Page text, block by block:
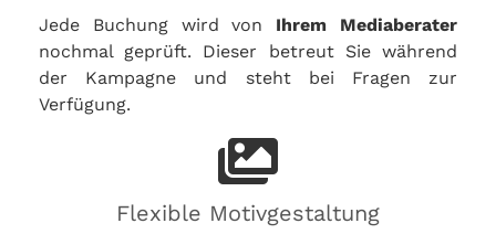
Jede Buchung wird von Ihrem Mediaberater
nochmal geprüft. Dieser betreut Sie während
der Kampagne und steht bei Fragen zur
Verfügung.
Flexible Motivgestaltung